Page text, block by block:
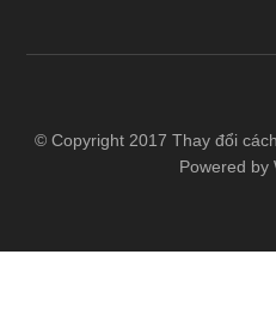
© Copyright 2017 Thay đổi
Powered by